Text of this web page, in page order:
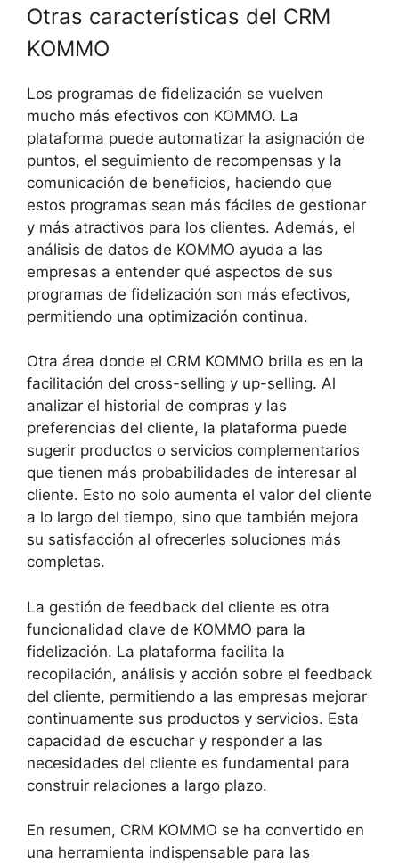
Otras características del CRM
KOMMO
Los programas de fidelización se vuelven
mucho más efectivos con KOMMO. La
plataforma puede automatizar la asignación de
puntos, el seguimiento de recompensas y la
comunicación de beneficios, haciendo que
estos programas sean más fáciles de gestionar
y más atractivos para los clientes. Además, el
análisis de datos de KOMMO ayuda a las
empresas a entender qué aspectos de sus
programas de fidelización son más efectivos,
permitiendo una optimización continua.
Otra área donde el CRM KOMMO brilla es en la
facilitación del cross-selling y up-selling. Al
analizar el historial de compras y las
preferencias del cliente, la plataforma puede
sugerir productos o servicios complementarios
que tienen más probabilidades de interesar al
cliente. Esto no solo aumenta el valor del cliente
a lo largo del tiempo, sino que también mejora
su satisfacción al ofrecerles soluciones más
completas.
La gestión de feedback del cliente es otra
funcionalidad clave de KOMMO para la
fidelización. La plataforma facilita la
recopilación, análisis y acción sobre el feedback
del cliente, permitiendo a las empresas mejorar
continuamente sus productos y servicios. Esta
capacidad de escuchar y responder a las
necesidades del cliente es fundamental para
construir relaciones a largo plazo.
En resumen, CRM KOMMO se ha convertido en
una herramienta indispensable para las